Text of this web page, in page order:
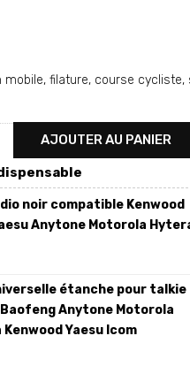
mobile, filature, course cycliste,
AJOUTER AU PANIER
noir compatible Kenwood
Anytone Motorola
étanche pour talkie
Anytone Motorola
Kenwood Yaesu Icom